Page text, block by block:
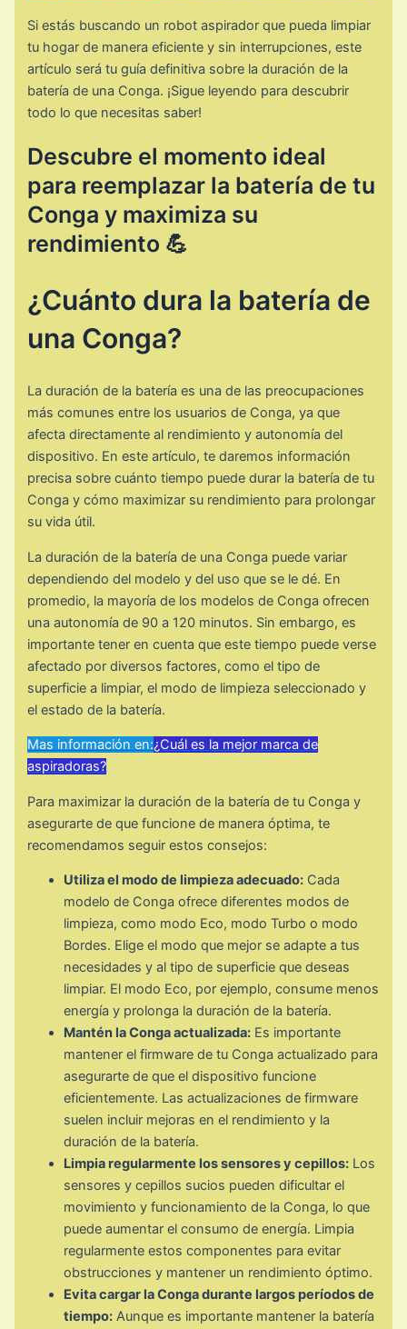
Si estás buscando un robot aspirador que pueda limpiar
tu hogar de manera eficiente y sin interrupciones, este
artículo será tu guía definitiva sobre la duración de la
batería de una Conga. ¡Sigue leyendo para descubrir
todo lo que necesitas saber!
Descubre el momento ideal
para reemplazar la batería de tu
Conga y maximiza su
rendimiento 💪
¿Cuánto dura la batería de
una Conga?
La duración de la batería es una de las preocupaciones
más comunes entre los usuarios de Conga, ya que
afecta directamente al rendimiento y autonomía del
dispositivo. En este artículo, te daremos información
precisa sobre cuánto tiempo puede durar la batería de tu
Conga y cómo maximizar su rendimiento para prolongar
su vida útil.
La duración de la batería de una Conga puede variar
dependiendo del modelo y del uso que se le dé. En
promedio, la mayoría de los modelos de Conga ofrecen
una autonomía de 90 a 120 minutos. Sin embargo, es
importante tener en cuenta que este tiempo puede verse
afectado por diversos factores, como el tipo de
superficie a limpiar, el modo de limpieza seleccionado y
el estado de la batería.
Mas información en:¿Cuál es la mejor marca de
aspiradoras?
Para maximizar la duración de la batería de tu Conga y
asegurarte de que funcione de manera óptima, te
recomendamos seguir estos consejos:
Utiliza el modo de limpieza adecuado: Cada
modelo de Conga ofrece diferentes modos de
limpieza, como modo Eco, modo Turbo o modo
Bordes. Elige el modo que mejor se adapte a tus
necesidades y al tipo de superficie que deseas
limpiar. El modo Eco, por ejemplo, consume menos
energía y prolonga la duración de la batería.
Mantén la Conga actualizada: Es importante
mantener el firmware de tu Conga actualizado para
asegurarte de que el dispositivo funcione
eficientemente. Las actualizaciones de firmware
suelen incluir mejoras en el rendimiento y la
duración de la batería.
Limpia regularmente los sensores y cepillos: Los
sensores y cepillos sucios pueden dificultar el
movimiento y funcionamiento de la Conga, lo que
puede aumentar el consumo de energía. Limpia
regularmente estos componentes para evitar
obstrucciones y mantener un rendimiento óptimo.
Evita cargar la Conga durante largos períodos de
tiempo: Aunque es importante mantener la batería